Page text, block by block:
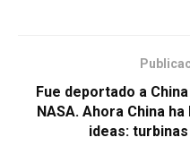
Fue deportado a
NASA. Ahora China
ideas: